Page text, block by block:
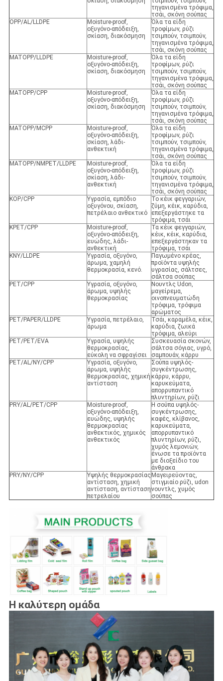
τηγανισμένα τρόφιμα,
τσάι, σκόνη σούπας
OPP/AL/LLDPE
Moisture-proof,
οξυγόνο-απόδειξη,
σκίαση, διακόσμηση
Όλα τα είδη
τροφίμων, ρύζι
τσιμπούν, τσιμπούν,
τηγανισμένα τρόφιμα,
τσάι, σκόνη σούπας
MATOPP/LLDPE
Moisture-proof,
οξυγόνο-απόδειξη,
σκίαση, διακόσμηση
Όλα τα είδη
τροφίμων, ρύζι
τσιμπούν, τσιμπούν,
τηγανισμένα τρόφιμα,
τσάι, σκόνη σούπας
MATOPP/CPP
Moisture-proof,
οξυγόνο-απόδειξη,
σκίαση, διακόσμηση
Όλα τα είδη
τροφίμων, ρύζι
τσιμπούν, τσιμπούν,
τηγανισμένα τρόφιμα,
τσάι, σκόνη σούπας
MATOPP/MCPP
Moisture-proof,
οξυγόνο-απόδειξη,
σκίαση, λάδι-
ανθεκτική
Όλα τα είδη
τροφίμων, ρύζι
τσιμπούν, τσιμπούν,
τηγανισμένα τρόφιμα,
τσάι, σκόνη σούπας
MATOPP/NMPET/LLDPE
Moisture-proof,
οξυγόνο-απόδειξη,
σκίαση, λάδι-
ανθεκτική
Όλα τα είδη
τροφίμων, ρύζι
τσιμπούν, τσιμπούν,
τηγανισμένα τρόφιμα,
τσάι, σκόνη σούπας
KOP/CPP
Υγρασία, εμπόδιο
οξυγόνου, σκίαση,
πετρέλαιο ανθεκτικό
Το κέικ φεγγαριών,
ζύμη, κέικ, καρύδια,
επεξεργάστηκε τα
τρόφιμα, τσάι
KPET/CPP
Moisture-proof,
οξυγόνο-απόδειξη,
ευώδης, λάδι-
ανθεκτική
Τα κέικ φεγγαριών,
κέικ, κέικ, καρύδια,
επεξεργάστηκαν τα
τρόφιμα, τσάι
KNY/LLDPE
Υγρασία, οξυγόνο,
άρωμα, χαμηλή
θερμοκρασία, κενό.
Παγωμένο κρέας,
προϊόντα υψηλής
υγρασίας, σάλτσες,
σάλτσα σούπας
PET/CPP
Υγρασία, οξυγόνο,
άρωμα, υψηλής
θερμοκρασίας
Νουντλς Udon,
μαγείρεμα,
οινοπνευματώδη
τρόφιμα, τρόφιμα
αρώματος
PET/PAPER/LLDPE
Υγρασία, πετρέλαιο,
άρωμα
Τσάι, καραμέλα, κέικ,
καρύδια, ζωικά
τρόφιμα, αλεύρι
PET/PET/EVA
Υγρασία, υψηλής
θερμοκρασίας,
εύκολη να σφραγίσει
Συσκευασία σκονών,
σάλτσα σόγιας, υγρό,
σαμπουάν, κάρρυ
PET/AL/NY/CPP
Υγρασία, οξυγόνο,
άρωμα, υψηλής
θερμοκρασίας, χημική
αντίσταση
Σούπα υψηλός-
συγκέντρωσης,
κάρρυ, κάρρυ,
καρυκεύματα,
απορρυπαντικό
πλυντηρίων, ρύζι
PRY/AL/PET/CPP
Moisture-proof,
οξυγόνο-απόδειξη,
ευώδης, υψηλής
θερμοκρασίας
ανθεκτικός, χημικός
ανθεκτικός
Η σούπα υψηλός-
συγκέντρωσης,
καφές, κλίβανος,
καρυκεύματα,
απορρυπαντικό
πλυντηρίων, ρύζι,
χυμός λεμονιών,
ένωσε τα προϊόντα
με διοξείδιο του
άνθρακα
PRY/NY/CPP
Υψηλής θερμοκρασίας
αντίσταση, χημική
αντίσταση, αντίσταση
πετρελαίου
Μαγειρεύοντας,
στιγμιαίο ρύζι, udon
νουντλς, χυμός
σούπας
Η καλύτερη ομάδα